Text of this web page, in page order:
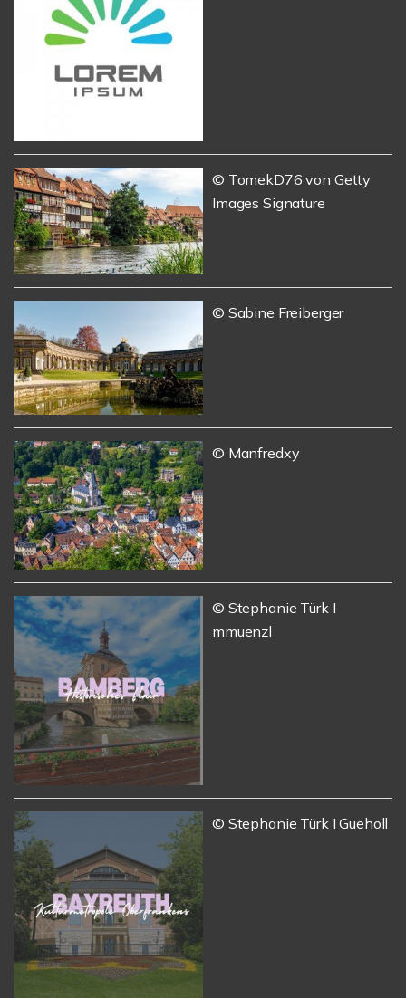
© TomekD76 von Getty
Images Signature
© Sabine Freiberger
© Manfredxy
© Stephanie Türk I
mmuenzl
© Stephanie Türk I Gueholl